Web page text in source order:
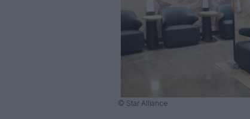
© Star Alliance